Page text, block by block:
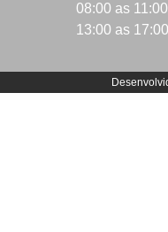
08:00 as
13:00 as